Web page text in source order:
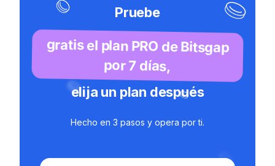
Pruebe
gratis el plan PRO de Bitsgap
por 7 días,
elija un plan después
Hecho en 3 pasos y opera por ti.